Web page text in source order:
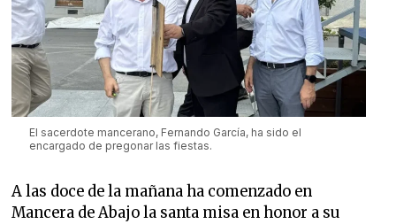
El sacerdote mancerano, Fernando García, ha sido el
encargado de pregonar las fiestas.
A las doce de la mañana ha comenzado en
Mancera de Abajo la santa misa en honor a su